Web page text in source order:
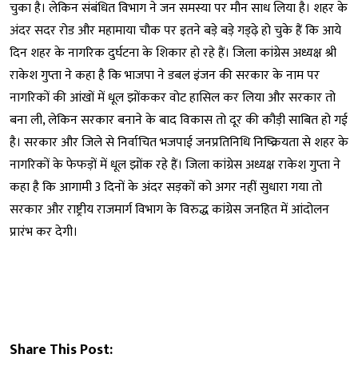
चुका है। लेकिन संबंधित विभाग ने जन समस्या पर मौन साध लिया है। शहर के
अंदर सदर रोड और महामाया चौक पर इतने बड़े बड़े गड्ढ़े हो चुके हैं कि आये
दिन शहर के नागरिक दुर्घटना के शिकार हो रहे हैं। जिला कांग्रेस अध्यक्ष श्री
राकेश गुप्ता ने कहा है कि भाजपा ने डबल इंजन की सरकार के नाम पर
नागरिकों की आंखों में धूल झोंककर वोट हासिल कर लिया और सरकार तो
बना ली, लेकिन सरकार बनाने के बाद विकास तो दूर की कौड़ी साबित हो गई
है। सरकार और जिले से निर्वाचित भजपाई जनप्रतिनिधि निष्क्रियता से शहर के
नागरिकों के फेफड़ों में धूल झोंक रहे हैं। जिला कांग्रेस अध्यक्ष राकेश गुप्ता ने
कहा है कि आगामी 3 दिनों के अंदर सड़कों को अगर नहीं सुधारा गया तो
सरकार और राष्ट्रीय राजमार्ग विभाग के विरुद्ध कांग्रेस जनहित में आंदोलन
प्रारंभ कर देगी।
Share This Post: